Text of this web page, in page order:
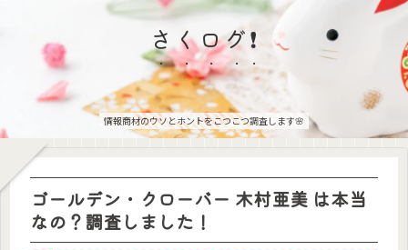
さくログ❗
情報商材のウソとホントをこつこつ調査します🌸
ゴールデン・クローバー 木村亜美 は本当
なの？調査しました！